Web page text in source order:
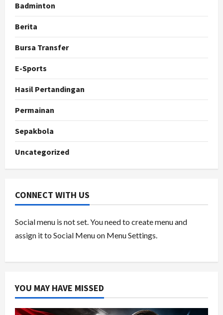
Badminton
Berita
Bursa Transfer
E-Sports
Hasil Pertandingan
Permainan
Sepakbola
Uncategorized
CONNECT WITH US
Social menu is not set. You need to create menu and
assign it to Social Menu on Menu Settings.
YOU MAY HAVE MISSED